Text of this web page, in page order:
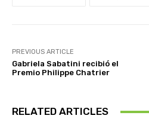
PREVIOUS ARTICLE
Gabriela Sabatini recibió el
Premio Philippe Chatrier
RELATED ARTICLES